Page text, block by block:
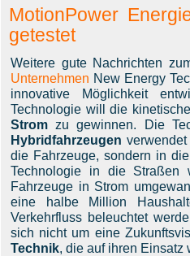
MotionPower
getestet
Weitere gute Nachrichten
Unternehmen New Energy
innovative Möglichkeit
Technologie will die
Strom zu gewinnen. Die
Hybridfahrzeugen
die Fahrzeuge, sondern in
Technologie in die Straßen
Fahrzeuge in Strom
eine halbe Million
Verkehrfluss beleuchtet
sich nicht um eine
Technik, die auf ihren Einsatz